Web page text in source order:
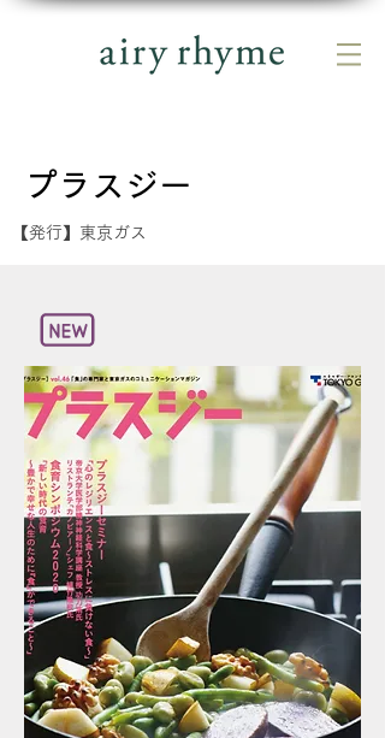
プラスジー
【発行】東京ガス